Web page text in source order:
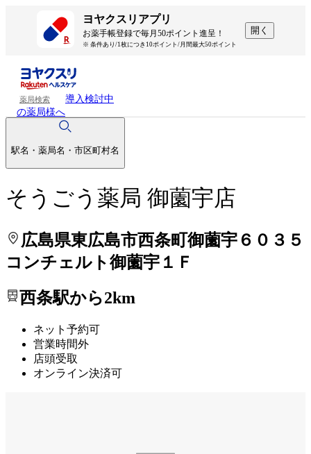
ヨヤクスリアプリ
お薬手帳登録で毎月50ポイント進呈！
※ 条件あり/1枚につき10ポイント/月間最大50ポイント
開く
薬局検索
導入検討中
の薬局様へ
駅名・薬局名・市区町村名
そうごう薬局 御薗宇店
広島県東広島市西条町御薗宇６０３５
コンチェルト御薗宇１Ｆ
西条駅から2km
ネット予約可
営業時間外
店頭受取
オンライン決済可
処方せんを送って待ち時間を短く！
処方せんを送って待ち時間を短く！